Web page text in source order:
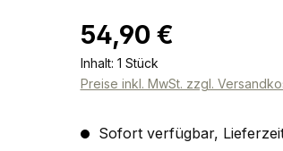
Regulärer Preis:
54,90 €
Inhalt: 1 Stück
Preise inkl. MwSt. zzgl.
Sofort verfügbar,